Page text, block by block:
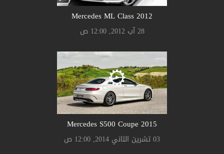
Mercedes ML Class 2012
28 آب 2012, 12:00 ص
Mercedes S500 Coupe 2015
03 تشرين الثاني 2014, 12:00 ص